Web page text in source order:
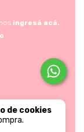
de cookies
ingresá acá.